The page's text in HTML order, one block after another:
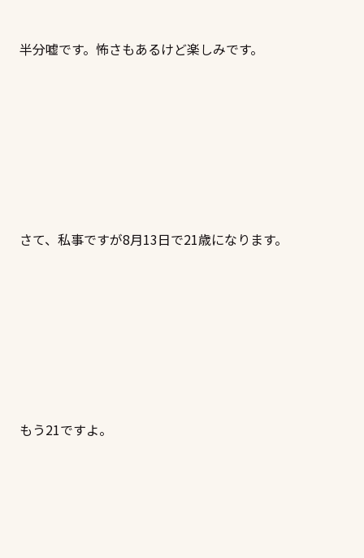
半分嘘です。怖さもあるけど楽しみです。
さて、私事ですが8月13日で21歳になります。
もう21ですよ。